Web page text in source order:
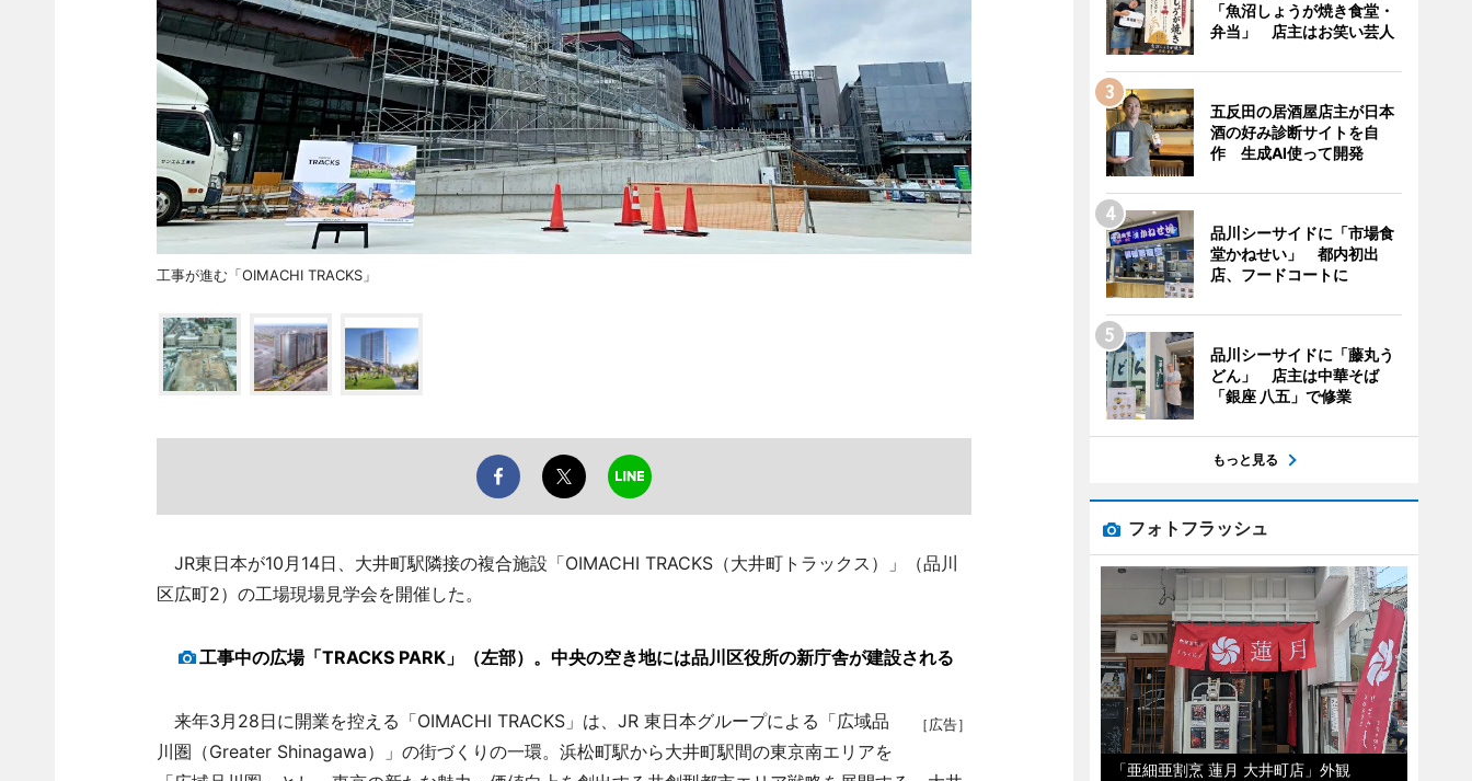
工事が進む「OIMACHI TRACKS」
JR東日本が10月14日、大井町駅隣接の複合施設「OIMACHI TRACKS（大井町トラックス）」（品川
区広町2）の工場現場見学会を開催した。
工事中の広場「TRACKS PARK」（左部）。中央の空き地には品川区役所の新庁舎が建設される
［広告］
来年3月28日に開業を控える「OIMACHI TRACKS」は、JR 東日本グループによる「広域品
川圏（Greater Shinagawa）」の街づくりの一環。浜松町駅から大井町駅間の東京南エリアを
「魚沼しょうが焼き食堂・
弁当」 店主はお笑い芸人
五反田の居酒屋店主が日本
酒の好み診断サイトを自
作 生成AI使って開発
品川シーサイドに「市場食
堂かねせい」 都内初出
店、フードコートに
品川シーサイドに「藤丸う
どん」 店主は中華そば
「銀座 八五」で修業
もっと見る
フォトフラッシュ
「亜細亜割烹 蓮月 大井町店」外観